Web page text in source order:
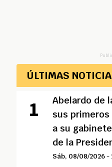
ÚLTIMAS
Abelardo de
sus
a su
de la
Sáb, 08/08/2026 -